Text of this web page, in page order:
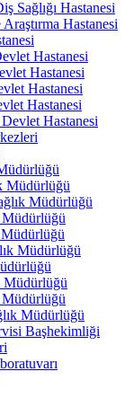
Sağlığı Hastanesi
Hastanesi
Hastanesi
Hastanesi
Hastanesi
Hastanesi
Hastanesi
Müdürlüğü
Müdürlüğü
Müdürlüğü
Müdürlüğü
Müdürlüğü
Müdürlüğü
Müdürlüğü
Başhekimliği